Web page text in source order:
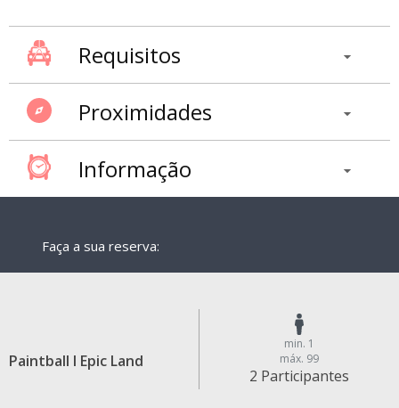
Requisitos
Proximidades
Informação
Faça a sua reserva:
Paintball I Epic Land
min. 1
máx. 99
2 Participantes